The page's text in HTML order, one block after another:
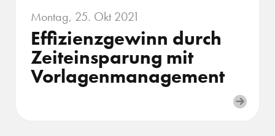
Montag, 25. Okt 2021
Effizienzgewinn durch
Zeiteinsparung mit
Vorlagenmanagement